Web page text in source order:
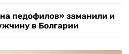
педофилов» заманили и
в Болгарии